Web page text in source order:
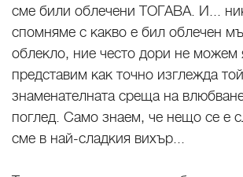
сме били облечени ТОГАВА. И...
спомняме с какво е бил облечен
облекло, ние често дори не можем
представим как точно изглежда
знаменателната среща на
поглед. Само знаем, че нещо се е
сме в най-сладкия вихър...